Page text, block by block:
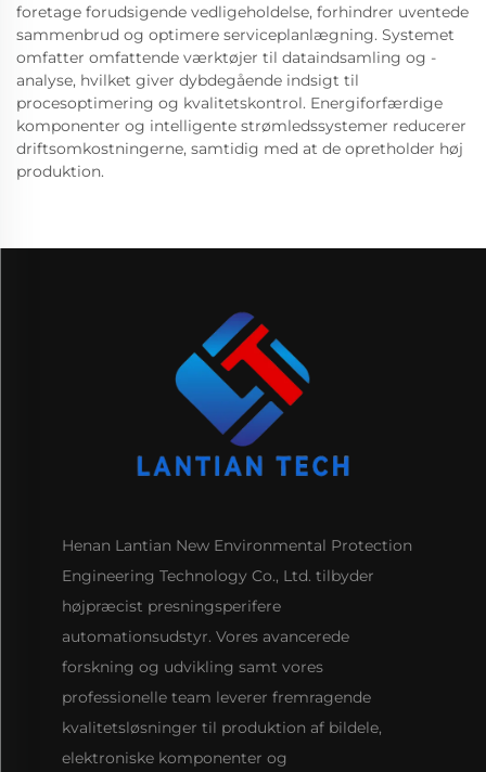
foretage forudsigende vedligeholdelse, forhindrer uventede
sammenbrud og optimere serviceplanlægning. Systemet
omfatter omfattende værktøjer til dataindsamling og -
analyse, hvilket giver dybdegående indsigt til
procesoptimering og kvalitetskontrol. Energiforfærdige
komponenter og intelligente strømledssystemer reducerer
driftsomkostningerne, samtidig med at de opretholder høj
produktion.
Henan Lantian New Environmental Protection
Engineering Technology Co., Ltd. tilbyder
højpræcist presningsperifere
automationsudstyr. Vores avancerede
forskning og udvikling samt vores
professionelle team leverer fremragende
kvalitetsløsninger til produktion af bildele,
elektroniske komponenter og